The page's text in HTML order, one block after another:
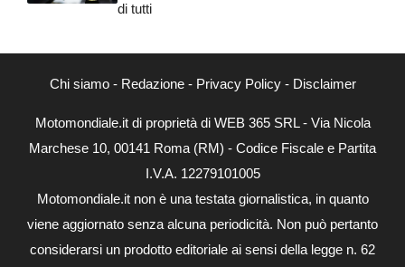
di tutti
Chi siamo- Redazione- Privacy Policy- Disclaimer
Motomondiale.it di proprietà di WEB 365 SRL - Via Nicola
Marchese 10, 00141 Roma (RM) - Codice Fiscale e Partita
I.V.A. 12279101005
Motomondiale.it non è una testata giornalistica, in quanto
viene aggiornato senza alcuna periodicità. Non può pertanto
considerarsi un prodotto editoriale ai sensi della legge n. 62